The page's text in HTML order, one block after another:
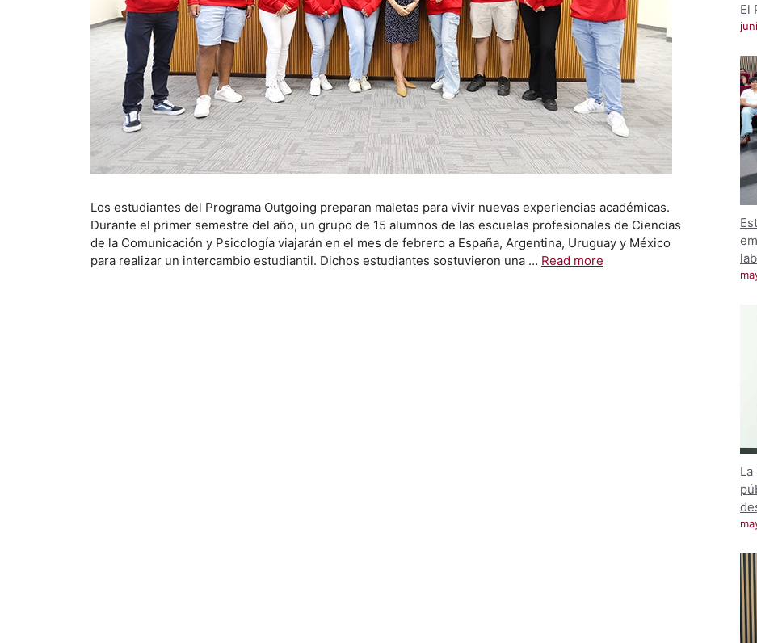
Los estudiantes del Programa Outgoing preparan maletas para vivir nuevas experiencias académicas.
Durante el primer semestre del año, un grupo de 15 alumnos de las escuelas profesionales de Ciencias
de la Comunicación y Psicología viajarán en el mes de febrero a España, Argentina, Uruguay y México
para realizar un intercambio estudiantil. Dichos estudiantes sostuvieron una … Read more
El